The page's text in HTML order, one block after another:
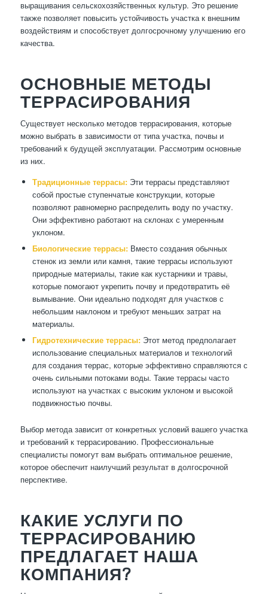
выращивания сельскохозяйственных культур. Это решение
также позволяет повысить устойчивость участка к внешним
воздействиям и способствует долгосрочному улучшению его
качества.
ОСНОВНЫЕ МЕТОДЫ
ТЕРРАСИРОВАНИЯ
Существует несколько методов террасирования, которые
можно выбрать в зависимости от типа участка, почвы и
требований к будущей эксплуатации. Рассмотрим основные
из них.
Традиционные террасы:Эти террасы представляют
собой простые ступенчатые конструкции, которые
позволяют равномерно распределить воду по участку.
Они эффективно работают на склонах с умеренным
уклоном.
Биологические террасы:Вместо создания обычных
стенок из земли или камня, такие террасы используют
природные материалы, такие как кустарники и травы,
которые помогают укрепить почву и предотвратить её
вымывание. Они идеально подходят для участков с
небольшим наклоном и требуют меньших затрат на
материалы.
Гидротехнические террасы:Этот метод предполагает
использование специальных материалов и технологий
для создания террас, которые эффективно справляются с
очень сильными потоками воды. Такие террасы часто
используют на участках с высоким уклоном и высокой
подвижностью почвы.
Выбор метода зависит от конкретных условий вашего участка
и требований к террасированию. Профессиональные
специалисты помогут вам выбрать оптимальное решение,
которое обеспечит наилучший результат в долгосрочной
перспективе.
КАКИЕ УСЛУГИ ПО
ТЕРРАСИРОВАНИЮ
ПРЕДЛАГАЕТ НАША
КОМПАНИЯ?